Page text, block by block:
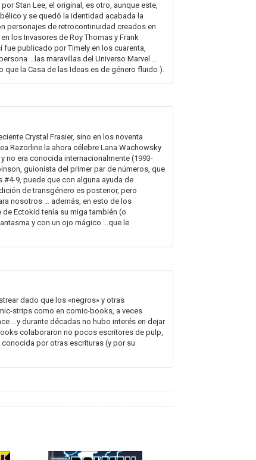
Stan Lee, el original, es otro, aunque este,
y se quedó la identidad acabada la
personajes de retrocontinuidad creados en
los Invasores de Roy Thomas y Frank
publicado por Timely en los cuarenta,
…las maravillas del Universo Marvel …
la Casa de las Ideas es de género fluido ).
Crystal Frasier, sino en los noventa
Razorline la ahora célebre Lana Wachowsky
no era conocida internacionalmente (1993-
guionista del primer par de números, que
9, puede que con alguna ayuda de
de transgénero es posterior, pero
nosotros … además, en esto de los
Ectokid tenía su miga también (o
y con un ojo mágico …que le
dado que los «negros» y otras
strips como en comic-books, a veces
…y durante décadas no hubo interés en dejar
colaboraron no pocos escritores de pulp,
por otras escrituras (y por su